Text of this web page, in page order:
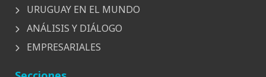
URUGUAY EN EL MUNDO
ANÁLISIS Y DIÁLOGO
EMPRESARIALES